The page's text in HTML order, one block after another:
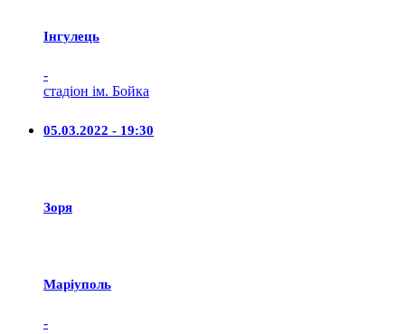
Iнгулець
-
стадіон ім. Бойка
05.03.2022 - 19:30
Зоря
Маріуполь
-